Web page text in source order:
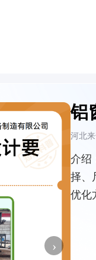
›
铝
河北
介绍
择、
优化